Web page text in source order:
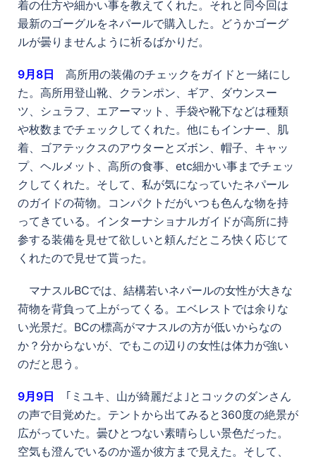
着の仕方や細かい事を教えてくれた。それと同今回は
最新のゴーグルをネパールで購入した。どうかゴーグ
ルが曇りませんように祈るばかりだ。
9月8日 高所用の装備のチェックをガイドと一緒にし
た。高所用登山靴、クランポン、ギア、ダウンスー
ツ、シュラフ、エアーマット、手袋や靴下などは種類
や枚数までチェックしてくれた。他にもインナー、肌
着、ゴアテックスのアウターとズボン、帽子、キャッ
プ、ヘルメット、高所の食事、etc細かい事までチェッ
クしてくれた。そして、私が気になっていたネパール
のガイドの荷物。コンパクトだがいつも色んな物を持
ってきている。インターナショナルガイドが高所に持
参する装備を見せて欲しいと頼んだところ快く応じて
くれたので見せて貰った。
マナスルBCでは、結構若いネパールの女性が大きな
荷物を背負って上がってくる。エベレストでは余りな
い光景だ。BCの標高がマナスルの方が低いからなの
か？分からないが、でもこの辺りの女性は体力が強い
のだと思う。
9月9日 ｢ミユキ、山が綺麗だよ｣とコックのダンさん
の声で目覚めた。テントから出てみると360度の絶景が
広がっていた。曇ひとつない素晴らしい景色だった。
空気も澄んでいるのか遥か彼方まで見えた。そして、